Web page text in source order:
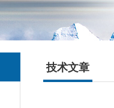
技术文章